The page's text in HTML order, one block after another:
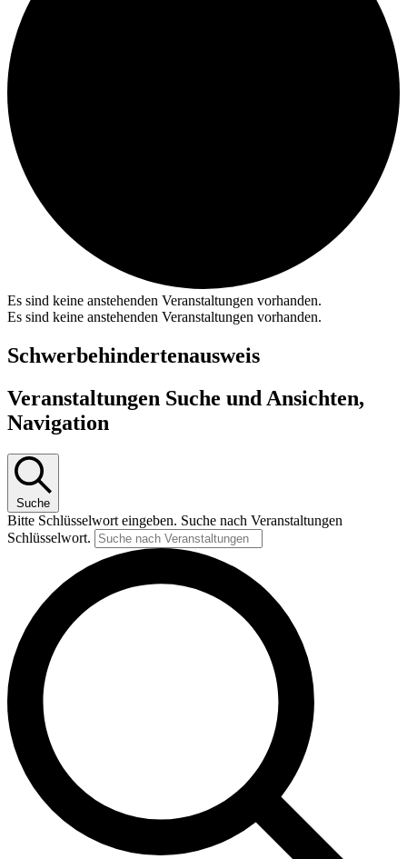
Es sind keine anstehenden Veranstaltungen vorhanden.
Es sind keine anstehenden Veranstaltungen vorhanden.
Schwerbehindertenausweis
Veranstaltungen Suche und Ansichten,
Navigation
Suche
Bitte Schlüsselwort eingeben. Suche nach Veranstaltungen
Schlüsselwort.